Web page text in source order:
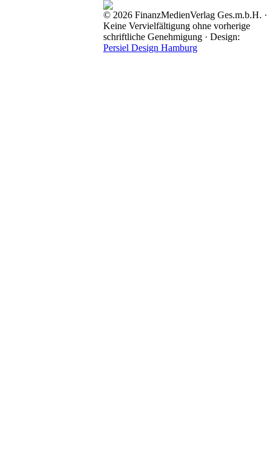
© 2026 FinanzMedienVerlag Ges.m.b.H. ·
Keine Vervielfältigung ohne vorherige
schriftliche Genehmigung · Design:
Persiel Design Hamburg